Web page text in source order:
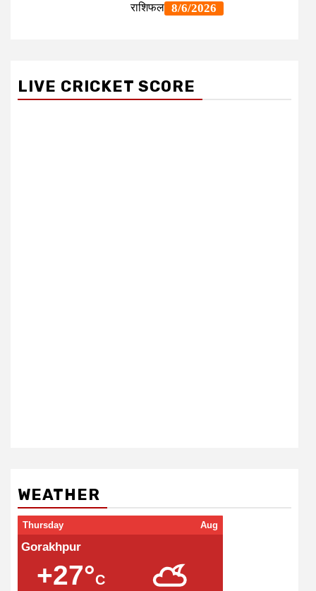
LIVE CRICKET SCORE
WEATHER
Thursday Aug
Gorakhpur
+27°C